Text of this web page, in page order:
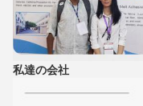
私達の会社